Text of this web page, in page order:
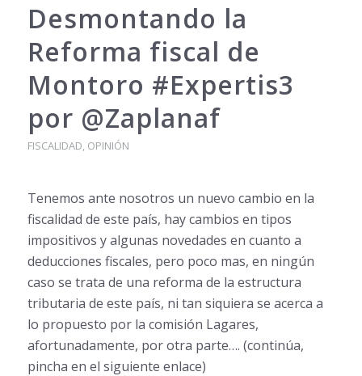
Desmontando la
Reforma fiscal de
Montoro #Expertis3
por @Zaplanaf
FISCALIDAD, OPINIÓN
Tenemos ante nosotros un nuevo cambio en la
fiscalidad de este país, hay cambios en tipos
impositivos y algunas novedades en cuanto a
deducciones fiscales, pero poco mas, en ningún
caso se trata de una reforma de la estructura
tributaria de este país, ni tan siquiera se acerca a
lo propuesto por la comisión Lagares,
afortunadamente, por otra parte…. (continúa,
pincha en el siguiente enlace)